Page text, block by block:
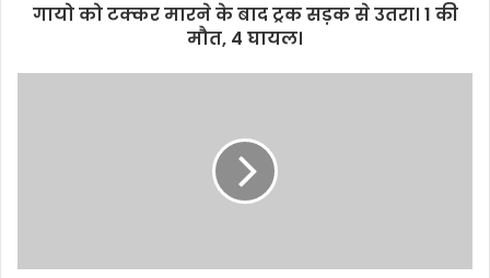
गायो को टक्कर मारने के बाद ट्रक सड़क से उतरा। 1 की
मौत, 4 घायल।